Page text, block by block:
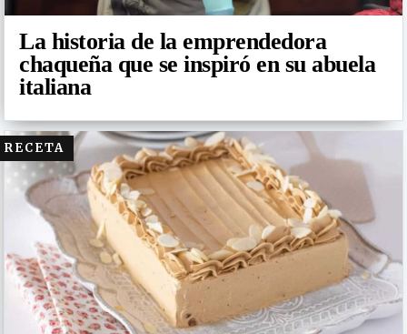
La historia de la emprendedora
chaqueña que se inspiró en su abuela
italiana
RECETA